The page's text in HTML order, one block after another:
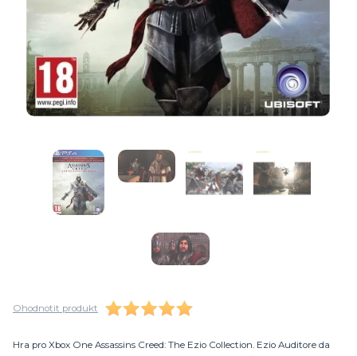
Ohodnotit produkt
Hra pro Xbox One Assassins Creed: The Ezio Collection. Ezio Auditore da